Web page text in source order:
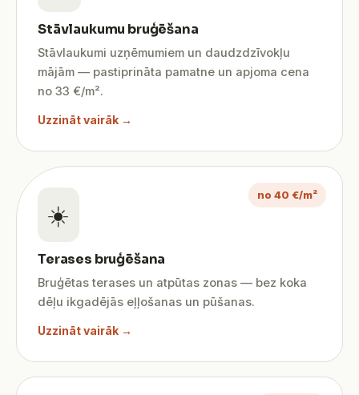
Stāvlaukumu bruģēšana
Stāvlaukumi uzņēmumiem un daudzdzīvokļu
mājām — pastiprināta pamatne un apjoma cena
no 33 €/m².
Uzzināt vairāk →
no 40 €/m²
☀️
Terases bruģēšana
Bruģētas terases un atpūtas zonas — bez koka
dēļu ikgadējās eļļošanas un pūšanas.
Uzzināt vairāk →